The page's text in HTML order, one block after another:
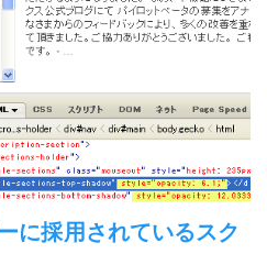
に採用されているスク